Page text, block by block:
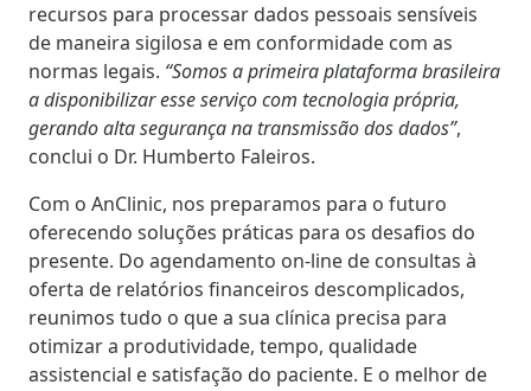
recursos para processar dados pessoais sensíveis
de maneira sigilosa e em conformidade com as
normas legais. “Somos a primeira plataforma brasileira
a disponibilizar esse serviço com tecnologia própria,
gerando alta segurança na transmissão dos dados”,
conclui o Dr. Humberto Faleiros.
Com o AnClinic, nos preparamos para o futuro
oferecendo soluções práticas para os desafios do
presente. Do agendamento on-line de consultas à
oferta de relatórios financeiros descomplicados,
reunimos tudo o que a sua clínica precisa para
otimizar a produtividade, tempo, qualidade
assistencial e satisfação do paciente. E o melhor de